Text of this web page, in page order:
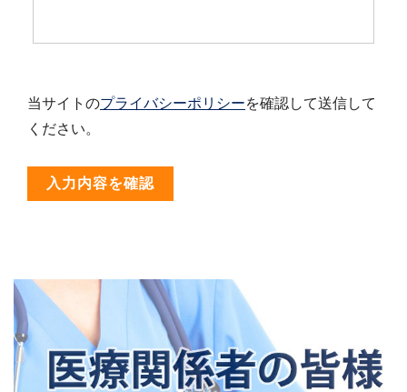
当サイトのプライバシーポリシーを確認して送信して
ください。